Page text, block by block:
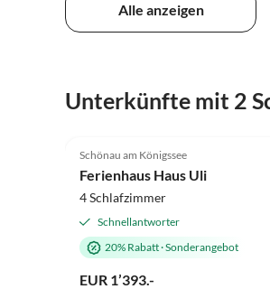
Alle anzeigen
Unterkünfte mit 2
Schönau am Königssee
Ferienhaus Haus Uli
4 Schlafzimmer
Schnellantworter
20% Rabatt·Sonderangebot
EUR 1’393.-